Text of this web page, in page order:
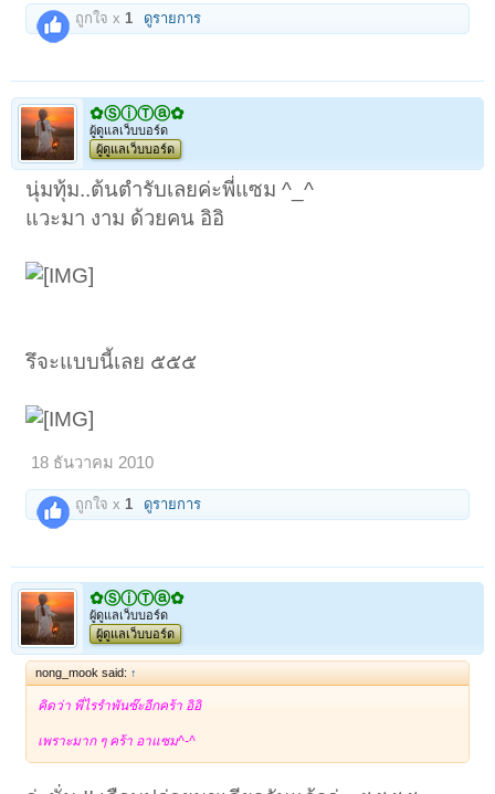
ถูกใจ x1 ดูรายการ
✿ⓈⓘⓉⓐ✿
ผู้ดูแลเว็บบอร์ด
ผู้ดูแลเว็บบอร์ด
นุ่มทุ้ม..ต้นตำรับเลยค่ะพี่แซม ^_^
แวะมา งาม ด้วยคน อิอิ
รึจะแบบนี้เลย ๕๕๕
18 ธันวาคม 2010
ถูกใจ x 1 ดูรายการ
✿ⓈⓘⓉⓐ✿
ผู้ดูแลเว็บบอร์ด
ผู้ดูแลเว็บบอร์ด
nong_mook said: ↑
คิดว่า พี่ไรรำพันซ๊ะอีกคร้า อิอิ
เพราะมาก ๆ คร้า อาแซม^-^